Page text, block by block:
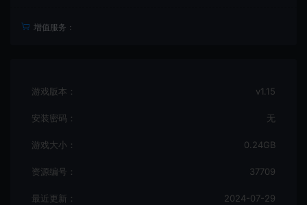
增值服务：
游戏版本： v1.15
安装密码： 无
游戏大小： 0.24GB
资源编号： 37709
最近更新： 2024-07-29